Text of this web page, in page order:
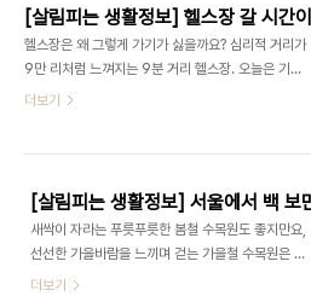
돈에 1원 하나 보태는 것에는 그만큼의 노력이 필요
하지요. '아는 만큼 보인다.'라는 말이 있잖아요. 이
모든 것의 기본이 되는 '정보'는 많으면 많을수록 좋
습니다. 오늘은 굳이 분류하자면 '잘 지키기'와 '잘 불
리기' 사이 그 어딘가에 있는 '신용 관리', 그중에서도
려드릴까 해요. '신용 관리'를 잘하면 우리의 금융 생
헬스장은 왜 그렇게 가기가 싫을까요? 심리적 거리가
9만 리처럼 느껴지는 9분 거리 헬스장. 오늘은 기필
코 등록하겠다고 마음속으로 외쳐봅니다만, 생각해
디한 운동복 한 벌 장만해야겠고, 러닝머신 뛰려면 전
용 운동화도 사야겠네요. 아차! 운동 중간중간 물도
마셔줘야 하니까 스포티한 물통도… '아휴, 세상 귀찮
아! 스트레스받아!!' 비슷한 이유로 헬스장은 심히 부
담스러운 분들 많으시지요? 그래서 홈트를 택하신다
더보기
새싹이 자라는 푸릇푸릇한 봄철 수목원도 좋지만요,
선선한 가을바람을 느끼며 걷는 가을철 수목원은 천
국이에요! 혼자 걸어도 전혀 쓸쓸하지 않답니다. (쓸
더보기